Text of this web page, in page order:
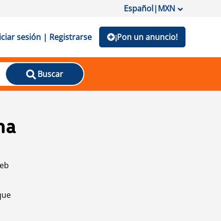
Español|MXN
sesión | Registrarse ¡Pon un anuncio!
Buscar